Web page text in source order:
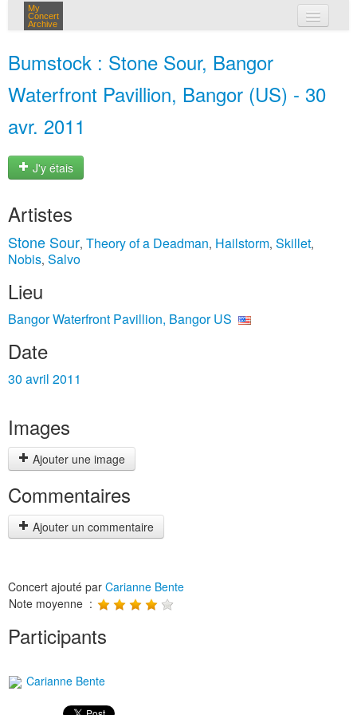
My
Concert
Archive
Bumstock : Stone Sour, Bangor
Waterfront Pavillion, Bangor (US) - 30
avr. 2011
J'y étais
Artistes
Stone Sour, Theory of a Deadman, Hailstorm, Skillet,
Nobis, Salvo
Lieu
Bangor Waterfront Pavillion, Bangor US
Date
30 avril 2011
Images
Ajouter une image
Commentaires
Ajouter un commentaire
Concert ajouté par Carianne Bente
Note moyenne :
Participants
Carianne Bente